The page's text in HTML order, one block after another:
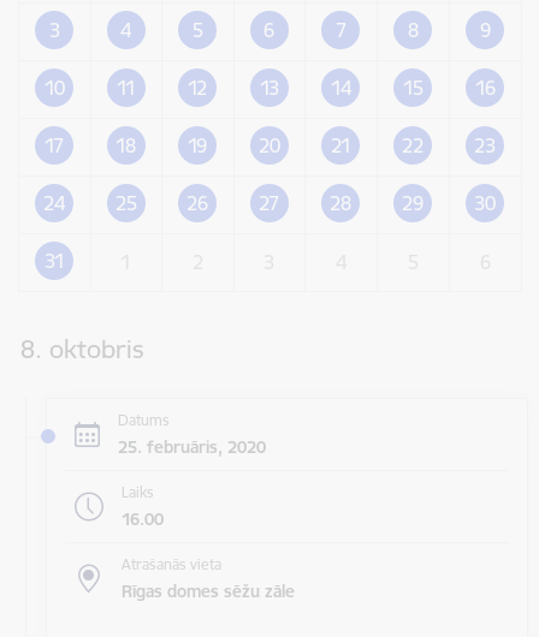
3 4 5 6 7 8 9
10 11 12 13 14 15 16
17 18 19 20 21 22 23
24 25 26 27 28 29 30
31
8. oktobris
Datums
25. februāris, 2020
Laiks
16.00
Atrašanās vieta
Rīgas domes sēžu zāle